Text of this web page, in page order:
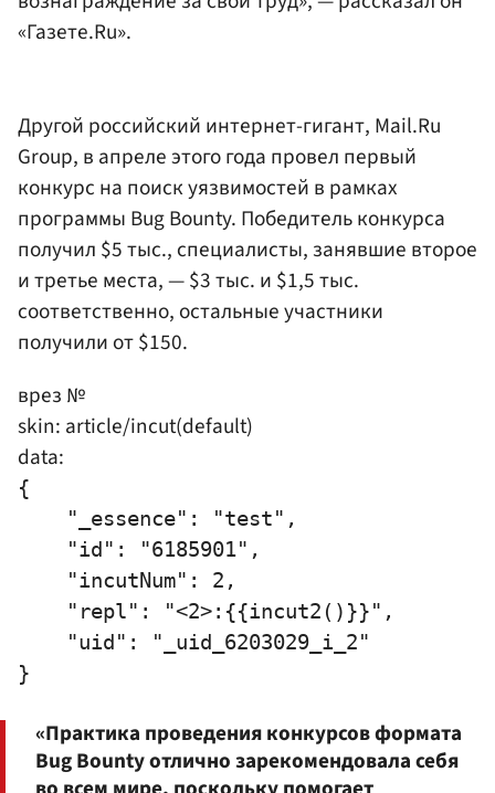
«Газете.Ru».
Другой российский интернет-гигант, Mail.Ru
Group, в апреле этого года провел первый
конкурс на поиск уязвимостей в рамках
программы Bug Bounty. Победитель конкурса
получил $5 тыс., специалисты, занявшие второе
и третье места, — $3 тыс. и $1,5 тыс.
соответственно, остальные участники
получили от $150.
врез №
skin: article/incut(default)
data:
{
    "_essence": "test",
    "id": "6185901",
    "incutNum": 2,
    "repl": "<2>:{{incut2()}}",
    "uid": "_uid_6203029_i_2"
«Практика проведения конкурсов формата
Bug Bounty отлично зарекомендовала себя